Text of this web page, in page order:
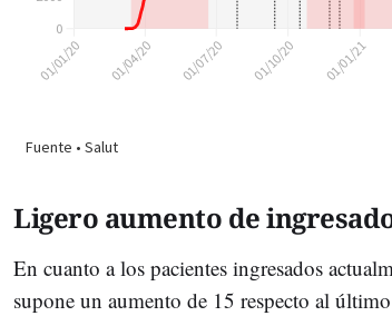
Ligero aumento de
En cuanto a los pacientes ingresados
supone un aumento de 15 respecto al